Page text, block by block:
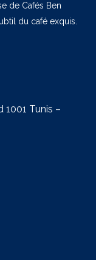
de Cafés Ben
du café exquis.
1001 Tunis –